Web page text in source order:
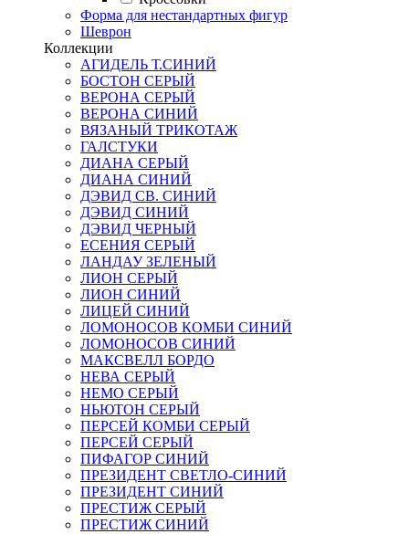
Форма для нестандартных фигур
Шеврон
Коллекции
АГИДЕЛЬ Т.СИНИЙ
БОСТОН СЕРЫЙ
ВЕРОНА СЕРЫЙ
ВЕРОНА СИНИЙ
ВЯЗАНЫЙ ТРИКОТАЖ
ГАЛСТУКИ
ДИАНА СЕРЫЙ
ДИАНА СИНИЙ
ДЭВИД СВ. СИНИЙ
ДЭВИД СИНИЙ
ДЭВИД ЧЕРНЫЙ
ЕСЕНИЯ СЕРЫЙ
ЛАНДАУ ЗЕЛЕНЫЙ
ЛИОН СЕРЫЙ
ЛИОН СИНИЙ
ЛИЦЕЙ СИНИЙ
ЛОМОНОСОВ КОМБИ СИНИЙ
ЛОМОНОСОВ СИНИЙ
МАКСВЕЛЛ БОРДО
НЕВА СЕРЫЙ
НЕМО СЕРЫЙ
НЬЮТОН СЕРЫЙ
ПЕРСЕЙ КОМБИ СЕРЫЙ
ПЕРСЕЙ СЕРЫЙ
ПИФАГОР СИНИЙ
ПРЕЗИДЕНТ СВЕТЛО-СИНИЙ
ПРЕЗИДЕНТ СИНИЙ
ПРЕСТИЖ СЕРЫЙ
ПРЕСТИЖ СИНИЙ